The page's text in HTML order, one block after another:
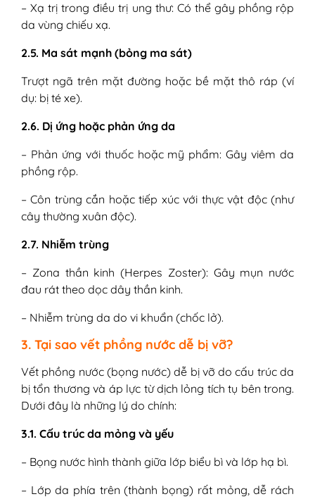
– Xạ trị trong điều trị ung thư: Có thể gây phồng rộp
da vùng chiếu xạ.
2.5. Ma sát mạnh (bỏng ma sát)
Trượt ngã trên mặt đường hoặc bề mặt thô ráp (ví
dụ: bị té xe).
2.6. Dị ứng hoặc phản ứng da
– Phản ứng với thuốc hoặc mỹ phẩm: Gây viêm da
phồng rộp.
– Côn trùng cắn hoặc tiếp xúc với thực vật độc (như
cây thường xuân độc).
2.7. Nhiễm trùng
– Zona thần kinh (Herpes Zoster): Gây mụn nước
đau rát theo dọc dây thần kinh.
– Nhiễm trùng da do vi khuẩn (chốc lở).
3. Tại sao vết phồng nước dễ bị vỡ?
Vết phồng nước (bọng nước) dễ bị vỡ do cấu trúc da
bị tổn thương và áp lực từ dịch lỏng tích tụ bên trong.
Dưới đây là những lý do chính:
3.1. Cấu trúc da mỏng và yếu
– Bọng nước hình thành giữa lớp biểu bì và lớp hạ bì.
– Lớp da phía trên (thành bọng) rất mỏng, dễ rách